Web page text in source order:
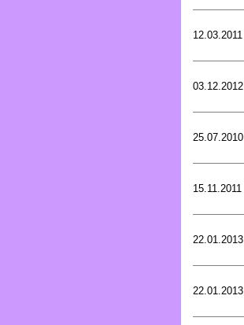
12.03.2011
03.12.2012
25.07.2010
15.11.2011
22.01.2013
22.01.2013